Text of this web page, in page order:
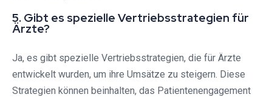
5. Gibt es spezielle Vertriebsstrategien für
Ärzte?
Ja, es gibt spezielle Vertriebsstrategien, die für Ärzte
entwickelt wurden, um ihre Umsätze zu steigern. Diese
Strategien können beinhalten, das Patientenengagement